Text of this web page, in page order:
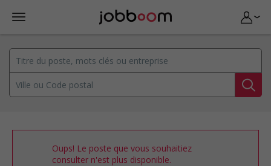
Oups! Le poste que vous souhaitiez
consulter n'est plus disponible.